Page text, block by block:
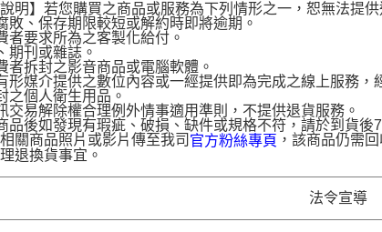
明】若您購買之商品或服務為下列情形之一，恕無法提供
敗、保存期限較短或解約時即將逾期。
者要求所為之客製化給付。
期刊或雜誌。
者拆封之影音商品或電腦軟體。
形媒介提供之數位內容或一經提供即為完成之線上服務，
之個人衛生用品。
交易解除權合理例外情事適用準則，不提供退貨服務。
品後如發現有瑕疵、破損、缺件或規格不符，請於到貨後
關商品照片或影片傳至我司 官方粉絲專頁 ，該商品仍需
退換貨事宜。
法令宣導